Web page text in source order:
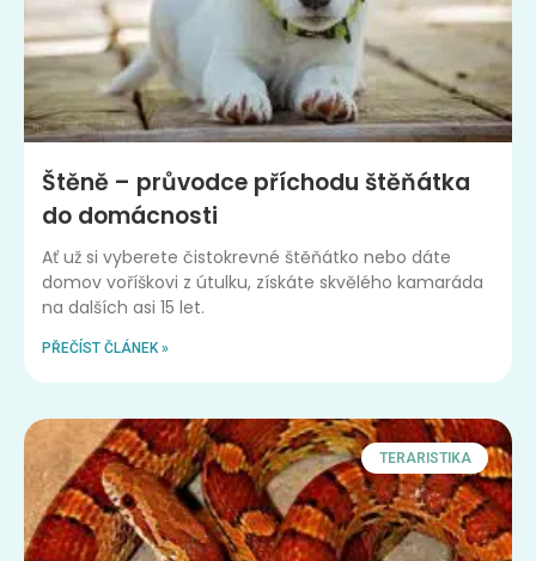
Štěně – průvodce příchodu štěňátka
do domácnosti
Ať už si vyberete čistokrevné štěňátko nebo dáte
domov voříškovi z útulku, získáte skvělého kamaráda
na dalších asi 15 let.
PŘEČÍST ČLÁNEK »
TERARISTIKA